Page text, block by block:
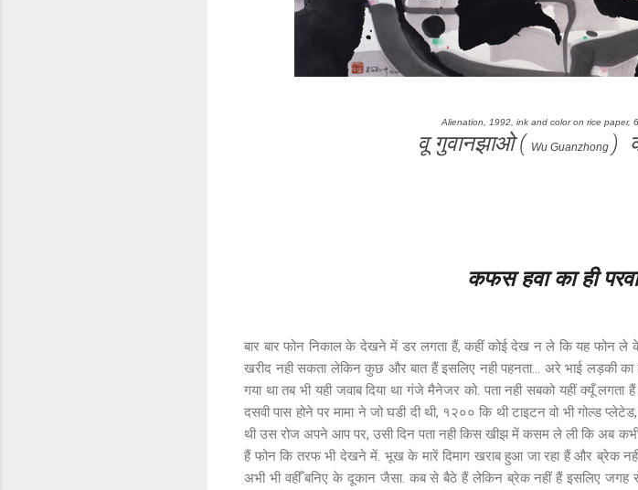
Alienation, 1992, ink and color on rice paper,
वू गुवानझाओ ( Wu Guanzhong )
कफस हवा का ही
बार बार फोन निकाल के देखने में डर लगता हैं, कहीं कोई देख न ले कि यह फोन ले
खरीद नही सकता लेकिन कुछ और बात हैं इसलिए नही पहनता... अरे भाई लड़की
गया था तब भी यही जवाब दिया था गंजे मैनेजर को. पता नही सबको यहीं क्यूँ
दसवी पास होने पर मामा ने जो घडी दी थी, १२०० कि थी टाइटन वो भी गोल्ड
थी उस रोज अपने आप पर, उसी दिन पता नही किस खीझ में कसम ले ली कि अब कभी
हैं फोन कि तरफ भी देखने में. भूख के मारें दिमाग खराब हुआ जा रहा हैं और ब्रेक
अभी भी वहीँ बनिए के दूकान जैसा. कब से बैठे हैं लेकिन ब्रेक नहीं हैं इसलिए